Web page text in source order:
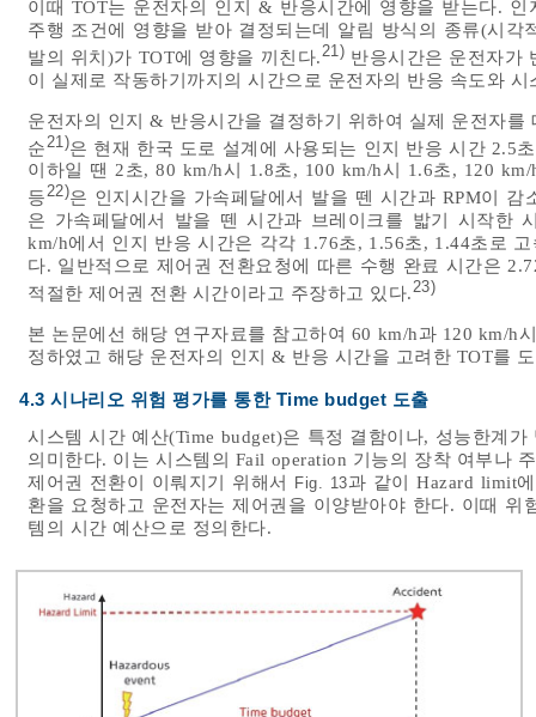
이때 TOT는 운전자의 인지 & 반응시간에 영향을 받는다.
주행 조건에 영향을 받아 결정되는데 알림 방식의 종류(시
발의 위치)가 TOT에 영향을 끼친다. 21) 반응시간은 운전자가
이 실제로 작동하기까지의 시간으로 운전자의 반응 속도와
운전자의 인지 & 반응시간을 결정하기 위하여 실제 운전자
순 21)은 현재 한국 도로 설계에 사용되는 인지 반응 시간 2.5
이하일 땐 2초, 80 km/h시 1.8초, 100 km/h시 1.6초, 120
등22)은 인지시간을 가속페달에서 발을 뗀 시간과 RPM이
은 가속페달에서 발을 뗀 시간과 브레이크를 밟기 시작한
km/h에서 인지 반응 시간은 각각 1.76초, 1.56초, 1.44초로
다. 일반적으로 제어권 전환요청에 따른 수행 완료 시간은
적절한 제어권 전환 시간이라고 주장하고 있다.23)
본 논문에선 해당 연구자료를 참고하여 60 km/h과 120 km/h
정하였고 해당 운전자의 인지 & 반응 시간을 고려한 TOT를
4.3 시나리오 위험 평가를 통한 Time budget 도출
시스템 시간 예산(Time budget)은 특정 결함이나, 성능한계
의미한다. 이는 시스템의 Fail operation 기능의 장착 여부나
제어권 전환이 이뤄지기 위해서
Fig. 13과 같이 Hazard limit
환을 요청하고 운전자는 제어권을 이양받아야 한다. 이때
템의 시간 예산으로 정의한다.